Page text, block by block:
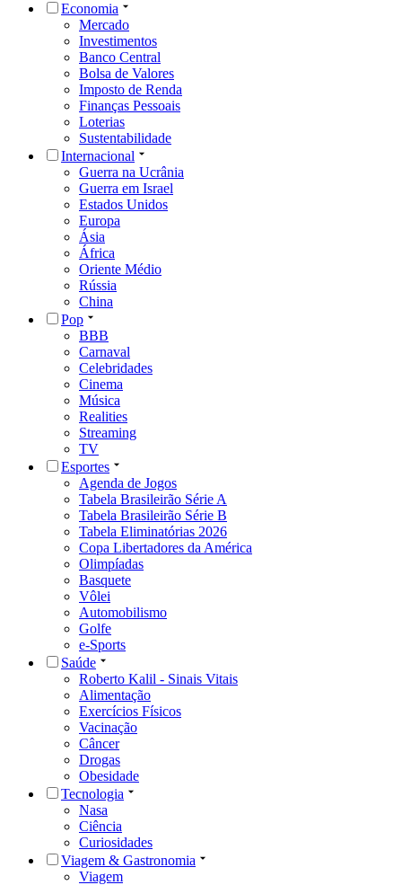
Economia
Mercado
Investimentos
Banco Central
Bolsa de Valores
Imposto de Renda
Finanças Pessoais
Loterias
Sustentabilidade
Internacional
Guerra na Ucrânia
Guerra em Israel
Estados Unidos
Europa
Ásia
África
Oriente Médio
Rússia
China
Pop
BBB
Carnaval
Celebridades
Cinema
Música
Realities
Streaming
TV
Esportes
Agenda de Jogos
Tabela Brasileirão Série A
Tabela Brasileirão Série B
Tabela Eliminatórias 2026
Copa Libertadores da América
Olimpíadas
Basquete
Vôlei
Automobilismo
Golfe
e-Sports
Saúde
Roberto Kalil - Sinais Vitais
Alimentação
Exercícios Físicos
Vacinação
Câncer
Drogas
Obesidade
Tecnologia
Nasa
Ciência
Curiosidades
Viagem & Gastronomia
Viagem